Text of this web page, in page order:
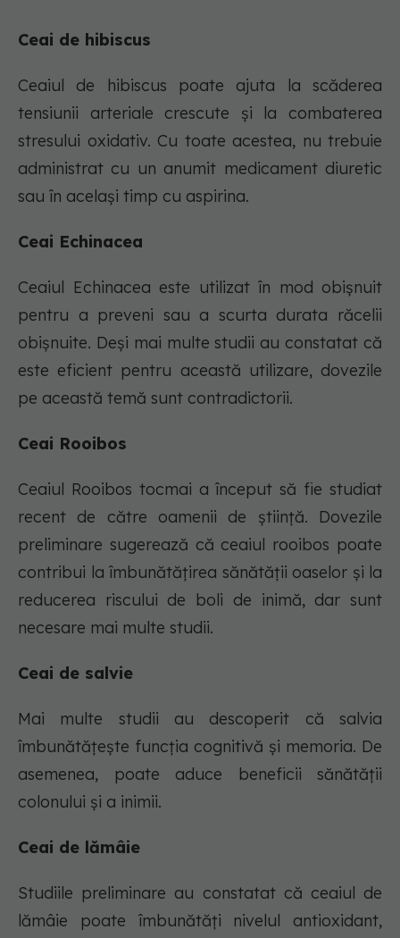
Ceai de hibiscus
Ceaiul de hibiscus poate ajuta la scăderea
tensiunii arteriale crescute și la combaterea
stresului oxidativ. Cu toate acestea, nu trebuie
administrat cu un anumit medicament diuretic
sau în același timp cu aspirina.
Ceai Echinacea
Ceaiul Echinacea este utilizat în mod obișnuit
pentru a preveni sau a scurta durata răcelii
obișnuite. Deși mai multe studii au constatat că
este eficient pentru această utilizare, dovezile
pe această temă sunt contradictorii.
Ceai Rooibos
Ceaiul Rooibos tocmai a început să fie studiat
recent de către oamenii de știință. Dovezile
preliminare sugerează că ceaiul rooibos poate
contribui la îmbunătățirea sănătății oaselor și la
reducerea riscului de boli de inimă, dar sunt
necesare mai multe studii.
Ceai de salvie
Mai multe studii au descoperit că salvia
îmbunătățește funcția cognitivă și memoria. De
asemenea, poate aduce beneficii sănătății
colonului și a inimii.
Ceai de lămâie
Studiile preliminare au constatat că ceaiul de
lămâie poate îmbunătăți nivelul antioxidant,